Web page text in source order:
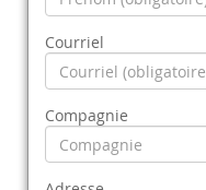
Courriel
Compagnie